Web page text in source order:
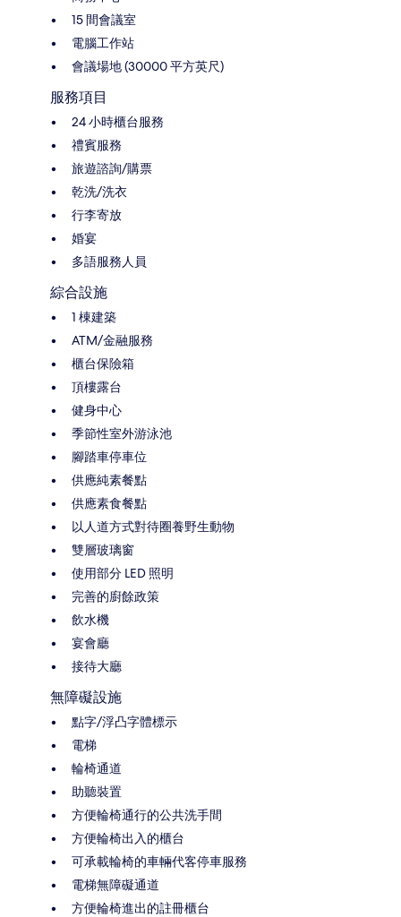
15 間會議室
電腦工作站
會議場地 (30000 平方英尺)
服務項目
24 小時櫃台服務
禮賓服務
旅遊諮詢/購票
乾洗/洗衣
行李寄放
婚宴
多語服務人員
綜合設施
1 棟建築
ATM/金融服務
櫃台保險箱
頂樓露台
健身中心
季節性室外游泳池
腳踏車停車位
供應純素餐點
供應素食餐點
以人道方式對待圈養野生動物
雙層玻璃窗
使用部分 LED 照明
完善的廚餘政策
飲水機
宴會廳
接待大廳
無障礙設施
點字/浮凸字體標示
電梯
輪椅通道
助聽裝置
方便輪椅通行的公共洗手間
方便輪椅出入的櫃台
可承載輪椅的車輛代客停車服務
電梯無障礙通道
方便輪椅進出的註冊櫃台